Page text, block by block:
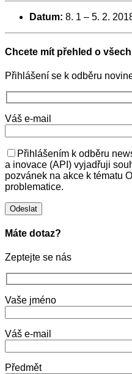
Datum: 8. 1 – 5. 2.
Chcete mít přehled o
Přihlášení se k odběru
Váš e-mail
Přihlášením k odběru
a inovace (API) vyjadřuji
pozvánek na akce k tématu
problematice.
Máte dotaz?
Zeptejte se nás
Vaše jméno
Váš e-mail
Předmět